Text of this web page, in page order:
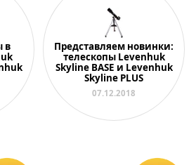
в
Представляем новинки:
телескопы Levenhuk
Skyline BASE и Levenhuk
Skyline PLUS
07.12.2018